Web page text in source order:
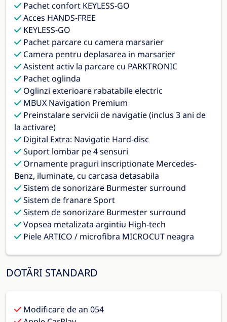
Pachet confort KEYLESS-GO
Acces HANDS-FREE
KEYLESS-GO
Pachet parcare cu camera marsarier
Camera pentru deplasarea in marsarier
Asistent activ la parcare cu PARKTRONIC
Pachet oglinda
Oglinzi exterioare rabatabile electric
MBUX Navigation Premium
Preinstalare servicii de navigatie (inclus 3 ani de
la activare)
Digital Extra: Navigatie Hard-disc
Suport lombar pe 4 sensuri
Ornamente praguri inscriptionate Mercedes-
Benz, iluminate, cu carcasa detasabila
Sistem de sonorizare Burmester surround
Sistem de franare Sport
Sistem de sonorizare Burmester surround
Vopsea metalizata argintiu High-tech
Piele ARTICO / microfibra MICROCUT neagra
DOTĂRI STANDARD
Modificare de an 054